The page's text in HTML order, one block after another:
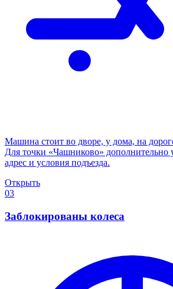
Машина стоит во дворе, у дома, на
Для точки «Чашниково»
адрес и условия подъезда.
Открыть
03
Заблокированы колеса